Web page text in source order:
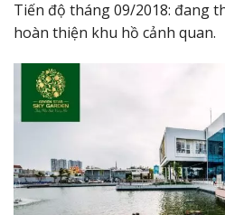
Tiến độ tháng 09/2018: đang
hoàn thiện khu hồ cảnh quan.